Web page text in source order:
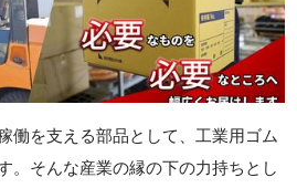
働を支える部品として、工業用ゴム
。そんな産業の縁の下の力持ちとし